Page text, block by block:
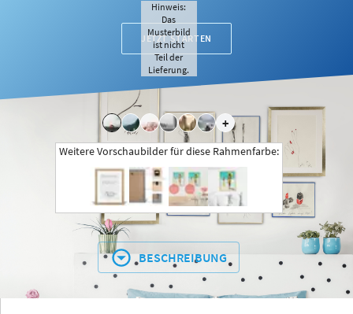
JETZT STARTEN
+
Hinweis:
Das
Musterbild
ist nicht
Teil der
Lieferung.
Weitere Vorschaubilder für diese Rahmenfarbe:
BESCHREIBUNG